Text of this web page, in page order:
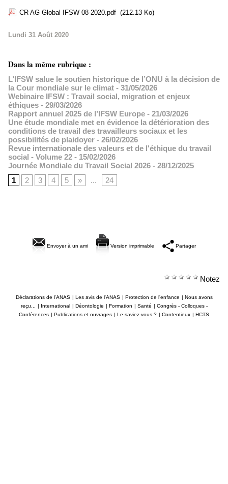
CR AG Global IFSW 08-2020.pdf (212.13 Ko)
Lundi 31 Août 2020
Dans la même rubrique :
L’IFSW salue le soutien historique de l’ONU à la décision de
la Cour mondiale sur le climat - 31/05/2026
Webinaire IFSW : Travail social, migration et enjeux
éthiques - 29/03/2026
Rapport annuel 2025 de l’IFSW Europe - 21/03/2026
Une étude mondiale met en évidence la détérioration des
conditions de travail des travailleurs sociaux et les
possibilités de plaidoyer - 26/02/2026
Revue internationale des valeurs et de l'éthique du travail
social - Volume 22 - 15/02/2026
Journée Mondiale du Travail Social 2026 - 28/12/2025
1
2 3 4 5 » ... 24
Envoyer à un ami Version imprimable Partager
Notez
Déclarations de l'ANAS | Les avis de l'ANAS | Protection de l'enfance | Nous avons
reçu...
| International | Déontologie | Formation | Santé | Congrès - Colloques -
Conférences | Publications et ouvrages | Le saviez-vous ? | Contentieux | HCTS